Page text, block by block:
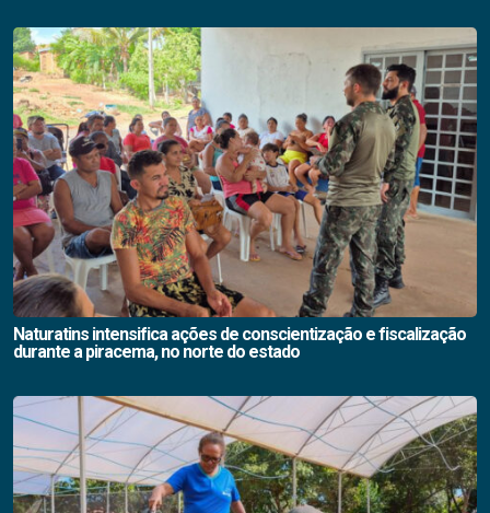
Naturatins intensifica ações de conscientização e fiscalização
durante a piracema, no norte do estado